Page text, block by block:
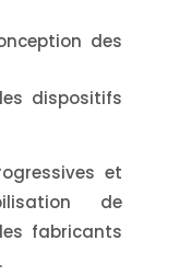
des
dispositifs
et
de
fabricants